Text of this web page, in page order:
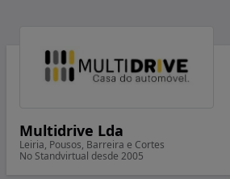
Multidrive Lda
Leiria, Pousos, Barreira e Cortes
No Standvirtual desde 2005